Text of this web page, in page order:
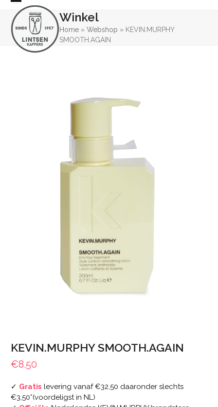
Skip
content
Open
mobile
menu
Close
mobile
menu
Winkel
Home »Webshop » KEVIN.MURPHY
SMOOTH.AGAIN
KEVIN.MURPHY SMOOTH.AGAIN
€8.50
✓ Gratis levering vanaf €32,50 daaronder slechts
€3,50*(voordeligst in NL)